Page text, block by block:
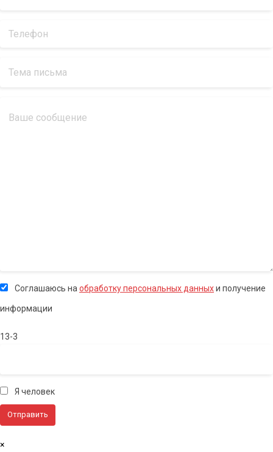
Соглашаюсь на обработку персональных данныхи получение
информации
13-3
Я человек
×